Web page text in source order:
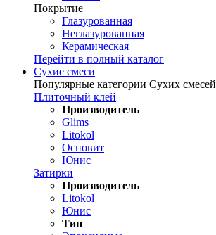
Покрытие
Глазурованная
Неглазурованная
Керамическая
Перейти в полный каталог
Сухие смеси
Популярные категории Сухих смесей
Плиточный клей
Производитель
Glims
Litokol
Основит
Юнис
Затирки
Производитель
Litokol
Юнис
Тип